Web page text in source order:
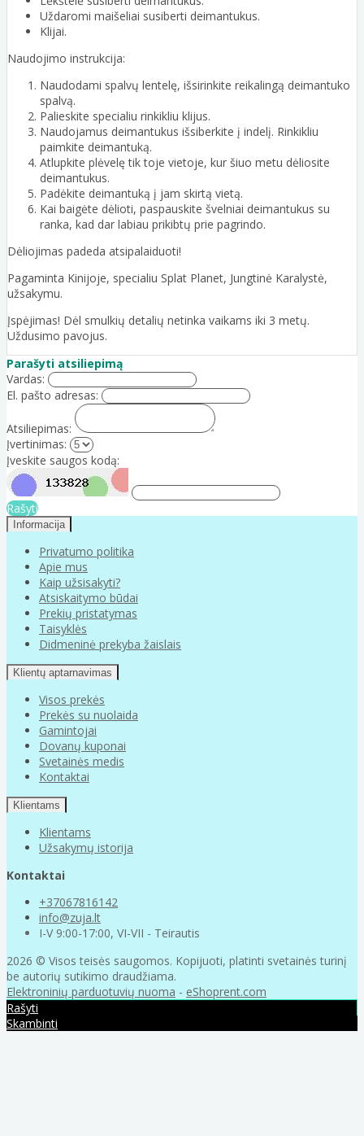
Uždaromi maišeliai susiberti deimantukus.
Klijai.
Naudojimo instrukcija:
Naudodami spalvų lentelę, išsirinkite reikalingą deimantuko
spalvą.
Palieskite specialiu rinkikliu klijus.
Naudojamus deimantukus išsiberkite į indelį. Rinkikliu
paimkite deimantuką.
Atlupkite plėvelę tik toje vietoje, kur šiuo metu dėliosite
deimantukus.
Padėkite deimantuką į jam skirtą vietą.
Kai baigėte dėlioti, paspauskite švelniai deimantukus su
ranka, kad dar labiau prikibtų prie pagrindo.
Dėliojimas padeda atsipalaiduoti!
Pagaminta Kinijoje, specialiu Splat Planet, Jungtinė Karalystė,
užsakymu.
Įspėjimas! Dėl smulkių detalių netinka vaikams iki 3 metų.
Uždusimo pavojus.
Parašyti atsiliepimą
Vardas:
El. pašto adresas:
Atsiliepimas:
Įvertinimas:
Įveskite saugos kodą:
Rašyti
Informacija
Privatumo politika
Apie mus
Kaip užsisakyti?
Atsiskaitymo būdai
Prekių pristatymas
Taisyklės
Didmeninė prekyba žaislais
Klientų aptarnavimas
Visos prekės
Prekės su nuolaida
Gamintojai
Dovanų kuponai
Svetainės medis
Kontaktai
Klientams
Klientams
Užsakymų istorija
Kontaktai
+37067816142
info@zuja.lt
I-V 9:00-17:00, VI-VII - Teirautis
2026 © Visos teisės saugomos. Kopijuoti, platinti svetainės turinį
be autorių sutikimo draudžiama.
Elektroninių parduotuvių nuoma - eShoprent.com
Rašyti
Skambinti